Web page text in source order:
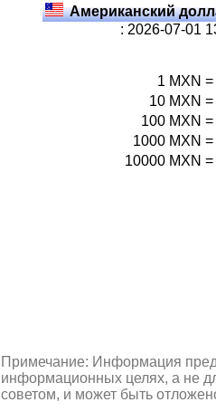
Американский
: 2026-07-01
1 MXN =
10 MXN =
100 MXN =
1000 MXN =
10000 MXN =
Примечание: Информация
информационных целях, а не
советом, и может быть